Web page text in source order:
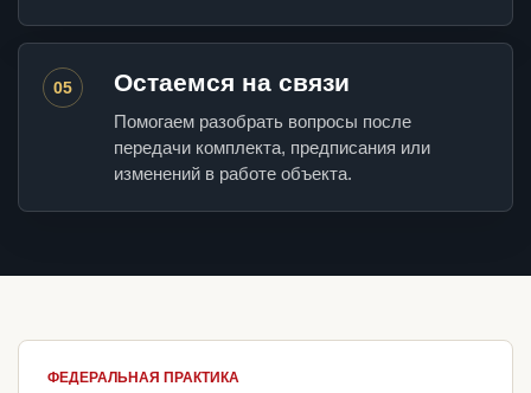
05 Остаемся на связи
Помогаем разобрать вопросы после
передачи комплекта, предписания или
изменений в работе объекта.
ФЕДЕРАЛЬНАЯ ПРАКТИКА